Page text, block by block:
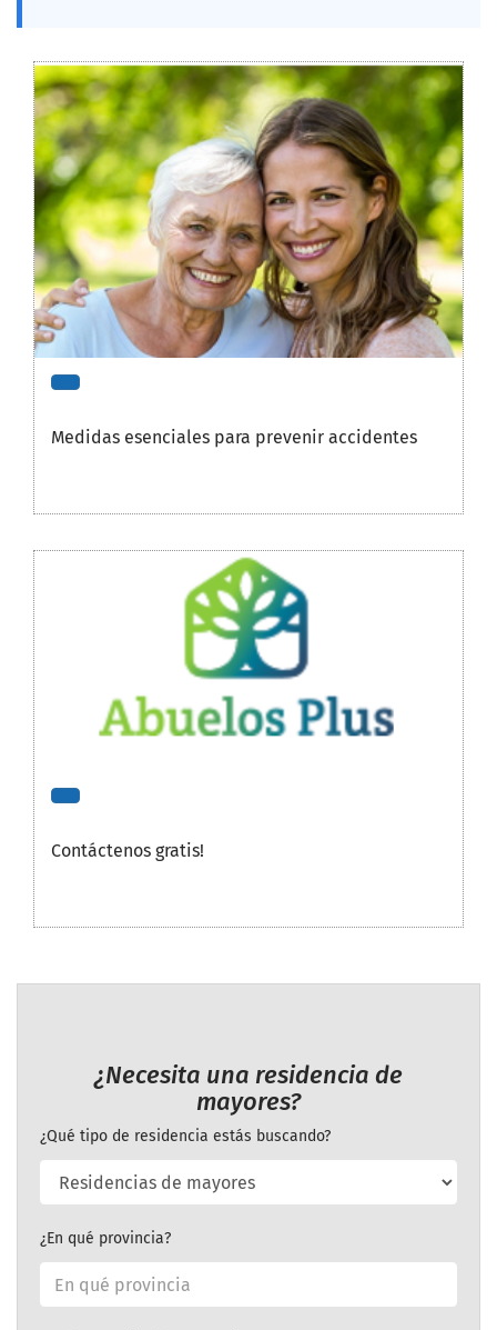
Medidas esenciales para prevenir accidentes
Contáctenos gratis!
¿Necesita una residencia de
mayores?
¿Qué tipo de residencia estás buscando?
¿En qué provincia?